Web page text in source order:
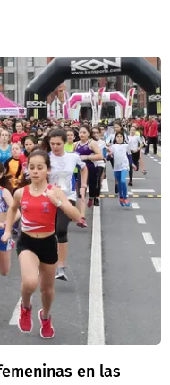
en las